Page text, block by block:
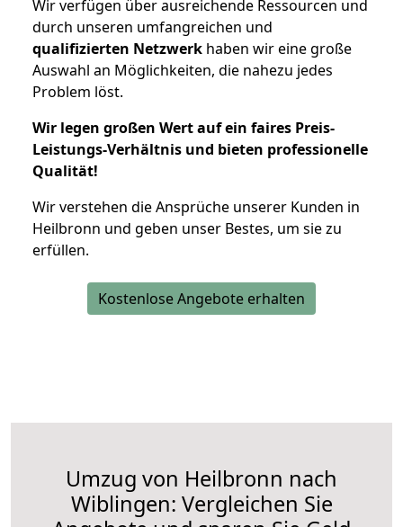
Wir verfügen über ausreichende Ressourcen und
durch unseren umfangreichen und
qualifizierten Netzwerk haben wir eine große
Auswahl an Möglichkeiten, die nahezu jedes
Problem löst.
Wir legen großen Wert auf ein faires Preis-
Leistungs-Verhältnis und bieten professionelle
Qualität!
Wir verstehen die Ansprüche unserer Kunden in
Heilbronn und geben unser Bestes, um sie zu
erfüllen.
Kostenlose Angebote erhalten
Umzug von Heilbronn nach
Wiblingen: Vergleichen Sie